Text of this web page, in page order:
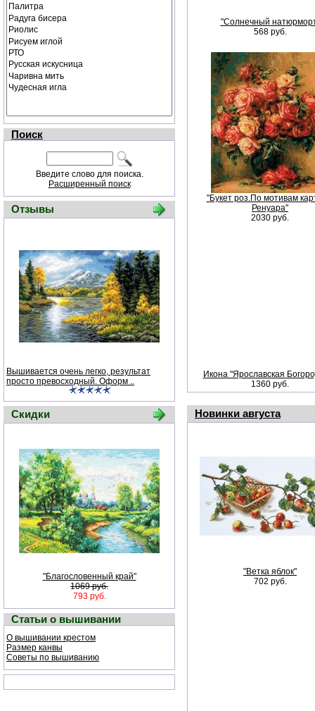
Поиск
Введите слово для поиска.
Расширенный поиск
Отзывы
Вышивается очень легко, результат
просто превосходный. Оформ ..
Скидки
"Благословенный край"
1069 руб.
793 руб.
Статьи о вышивании
О вышивании крестом
Размер канвы
Советы по вышиванию
"Солнечный
568 руб.
"Букет роз.По мотивам
Ренуара"
2030 руб.
Икона "Ярославская
1360 руб.
Новинки августа
"Ветка яблок"
702 руб.